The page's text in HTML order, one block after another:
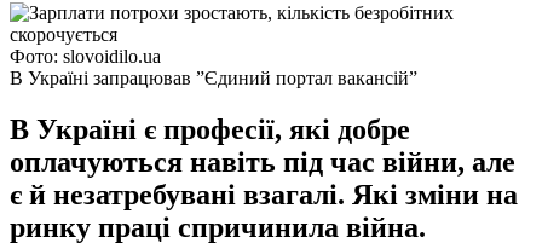
Фото: slovoidilo.ua
В Україні запрацював ”Єдиний портал вакансій”
В Україні є професії, які добре
оплачуються навіть під час війни, але
є й незатребувані взагалі. Які зміни на
ринку праці спричинила війна.